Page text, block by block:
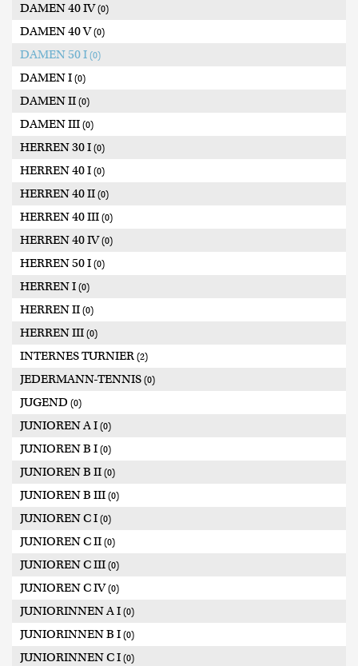
DAMEN 40 IV(0)
DAMEN 40 V(0)
DAMEN 50 I (0)
DAMEN I (0)
DAMEN II (0)
DAMEN III (0)
HERREN 30 I (0)
HERREN 40 I (0)
HERREN 40 II (0)
HERREN 40 III (0)
HERREN 40 IV(0)
HERREN 50 I (0)
HERREN I (0)
HERREN II (0)
HERREN III (0)
INTERNES TURNIER (2)
JEDERMANN-TENNIS (0)
JUGEND (0)
JUNIOREN A I (0)
JUNIOREN B I (0)
JUNIOREN B II (0)
JUNIOREN B III (0)
JUNIOREN C I (0)
JUNIOREN C II (0)
JUNIOREN C III (0)
JUNIOREN C IV(0)
JUNIORINNEN A I (0)
JUNIORINNEN B I (0)
JUNIORINNEN C I (0)